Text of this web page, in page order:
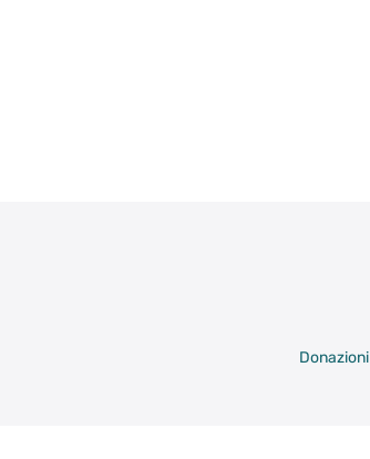
Donazioni